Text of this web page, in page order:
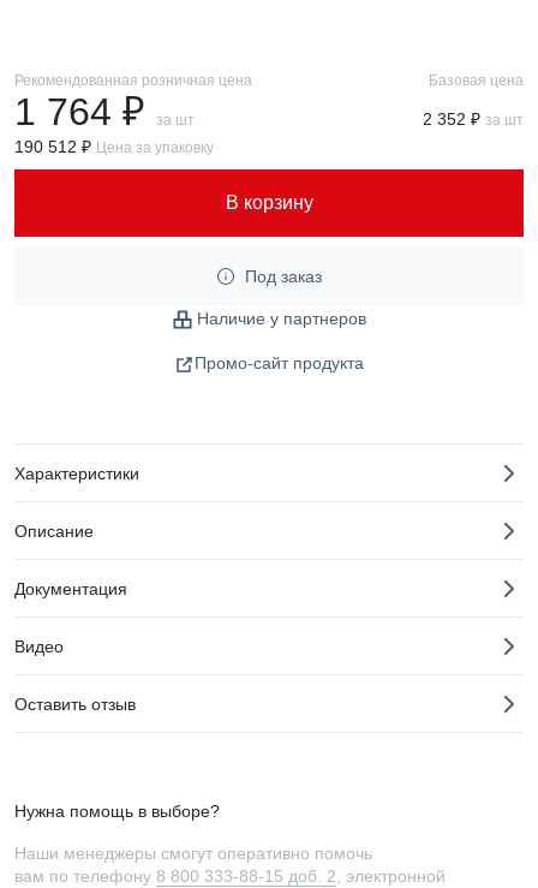
Рекомендованная розничная цена
1 764 ₽ за шт
Базовая цена
2 352 ₽ за шт
190 512 ₽ Цена за упаковку
В корзину
Под заказ
Наличие у партнеров
Промо-сайт продукта
Характеристики
Описание
Документация
Видео
Оставить отзыв
Нужна помощь в выборе?
Наши менеджеры смогут оперативно помочь
вам по телефону 8 800 333-88-15 доб. 2 , электронной